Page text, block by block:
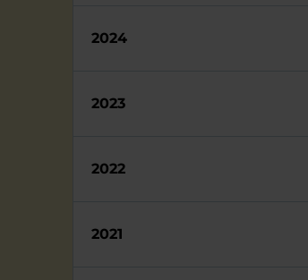
2024
2023
2022
2021